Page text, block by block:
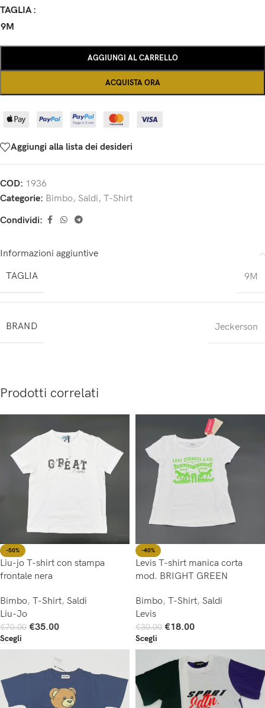
TAGLIA
9M
AGGIUNGI AL CARRELLO
ACQUISTA ORA
Aggiungi alla lista dei desideri
COD: 1936
Categorie: Bimbo, Saldi, T-Shirt
Condividi:
Informazioni aggiuntive
TAGLIA
9M
BRAND Jeckerson
Prodotti correlati
-50%
Liu-jo T-shirt con stampa
frontale nera
Bimbo, T-Shirt, Saldi
Liu-Jo
€70.00 €35.00
Scegli
-40%
Levis T-shirt manica corta
mod. BRIGHT GREEN
Bimbo, T-Shirt, Saldi
Levis
€30.00 €18.00
Scegli